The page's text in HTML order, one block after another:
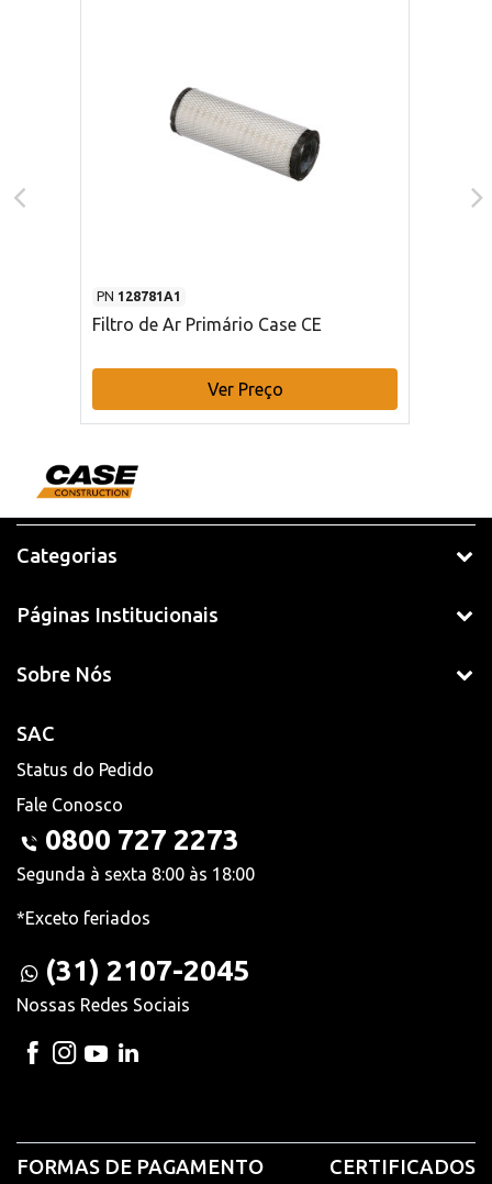
PN 128781A1
Filtro de Ar Primário Case CE
Ver Preço
Categorias
Páginas Institucionais
Sobre Nós
SAC
Status do Pedido
Fale Conosco
0800 727 2273
Segunda à sexta 8:00 às 18:00
*Exceto feriados
(31) 2107-2045
Nossas Redes Sociais
FORMAS DE PAGAMENTO CERTIFICADOS